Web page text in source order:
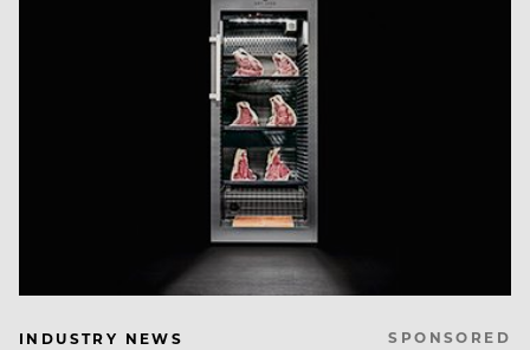
INDUSTRY NEWS SPONSORED